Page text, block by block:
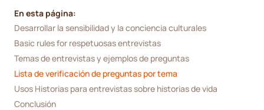
En esta página:
Desarrollar la sensibilidad y la conciencia culturales
Basic rules for respetuosas entrevistas
Temas de entrevistas y ejemplos de preguntas
Lista de verificación de preguntas por tema
Usos Historias para entrevistas sobre historias de vida
Conclusión